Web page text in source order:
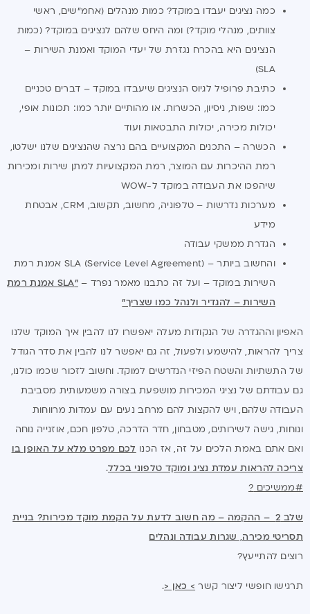
כמה נציגים יעבדו במוקד? כמות מנהלים (אחמ"שים, ראשי
צוותים, מנהלי מוקד?) ומה היחס שלהם לנציגים במוקד? (כמות
הנציגים היא בהכרח נגזרת של יעדי המוקד ואמנת השירות –
SLA)
כתיבת פרופיל לגיוס הנציגים שיעבדו במוקד – דברים טכניים
כמו: שפות, ניסיון, הכשרות. או מהותיים יותר כמו: תכונות אופי,
יכולות מכירה, יכולות התבטאות ועוד
הכשרה – התכנים המקצועיים בהם נרצה שהנציגים שלנו ישלטו,
רמת ההיכרות עם המוצר, רמת המקצועיות למתן שירות ומכירות
שיהפכו את העבודה במוקד ל-WOW
מערכות נדרשות – טלפוניה, מחשוב, תקשוב, CRM, אבטחת
מידע
הגדרת ממשקי עבודה
והחשוב ביותר – SLA (Service Level Agreement) אמנת רמת
השירות במוקד – ועל זה כתבנו מאמר נפרד –"
SLA אמנת רמת
השירות – להגדיר ולנהל כמו שצריך"
האפיון וההגדרה של הנקודות מעלה יאפשרו לנו להבין איך המוקד שלנו
צריך להראות, להישמע ולפעול, זה גם יאפשר לנו להבין את סדר הגודל
של התשתיות והשטח הפיזי הנדרשים למוקד. וחשוב לזכור שכמו כולנו,
גם עבודתם של נציגי המכירות מושפעת בצורה משמעותית מסביבת
העבודה שלהם, ויש להקצות להם מרחב נעים עם עמדות מרווחות
ונוחות, גישה לשירותים, מטבחון, חדר הדרכה, טלפון חכם, אוזנייה נוחה
ואם אתם באמת הלכים על זה, אז הכנו לכם מפרט מלא על האופן בו
צריכה להראות עמדת נציג ומוקד טלפוני בכלל.
#ממשיכים ?
שלב 2 – ההקמה – מה חשוב לדעת על הקמת מוקד מכירות? בניית
תסריטי מכירה, שגרות עבודה ונהלים
רוצים להתייעץ?
תרגישו חופשי ליצור קשר > כאן <.